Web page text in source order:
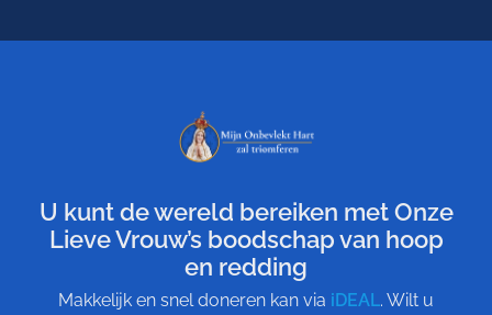
U kunt de wereld bereiken met Onze
Lieve Vrouw’s boodschap van hoop
en redding
Makkelijk en snel doneren kan via iDEAL. Wilt u